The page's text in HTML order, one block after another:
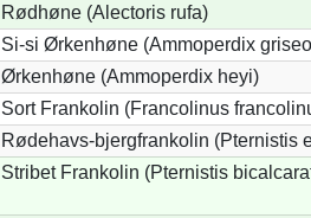
Rødhøne (Alectoris rufa)
Si-si Ørkenhøne (Ammoperdix
Ørkenhøne (Ammoperdix heyi)
Sort Frankolin (Francolinus
Rødehavs-bjergfrankolin (Pternistis
Stribet Frankolin (Pternistis